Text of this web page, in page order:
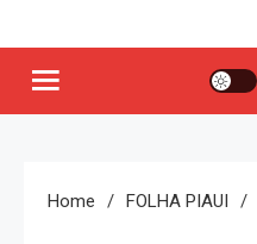
Home FOLHA PIAUI